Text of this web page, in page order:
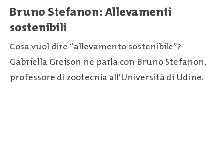
Bruno Stefanon: Allevamenti
sostenibili
Cosa vuol dire “allevamento sostenibile”?
Gabriella Greison ne parla con Bruno Stefanon,
professore di zootecnia all’Università di Udine.